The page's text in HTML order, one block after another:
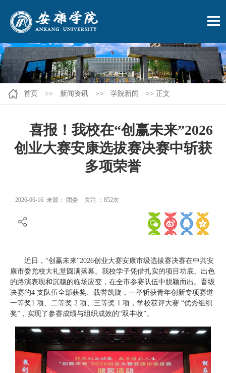
首页 >> 新闻资讯 >> 学院新闻 >> 正文
喜报！我校在“创赢未来”2026
创业大赛安康选拔赛决赛中斩获
多项荣誉
2026-06-16 来源： 团委 关注 ： 852次
近日，“创赢未来”2026创业大赛安康市级选拔赛决赛在中共安
康市委党校大礼堂圆满落幕。我校学子凭借扎实的项目功底、出色
的路演表现和沉稳的临场应变，在全市参赛队伍中脱颖而出。晋级
决赛的4 支队伍全部获奖、载誉凯旋，一举斩获青年创新专项赛道
一等奖1 项、二等奖 2 项、三等奖 1 项，学校获评大赛 “优秀组织
奖”，实现了参赛成绩与组织成效的“双丰收”。